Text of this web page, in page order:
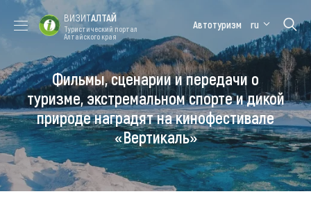
Форум VISIT
ALTAI
Цветение
маральника
Медицинский
форум
Алтайская
зимовка
Туры
Где побывать
Чем заняться
ВИЗИТАЛТАЙ
Туристический портал
Алтайского края
Автотуризм ru
Фильмы, сценарии и передачи о
туризме, экстремальном спорте и дикой
природе наградят на кинофестивале
«Вертикаль»